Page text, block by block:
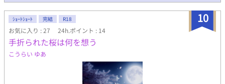
10
ｼｮｰﾄｼｮｰﾄ 完結 R18
お気に入り : 27 24h.ポイント : 14
手折られた桜は何を想う
こうらい ゆあ